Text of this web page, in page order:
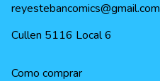
reyestebancomics@gmail.com
Cullen 5116 Local 6
Como comprar